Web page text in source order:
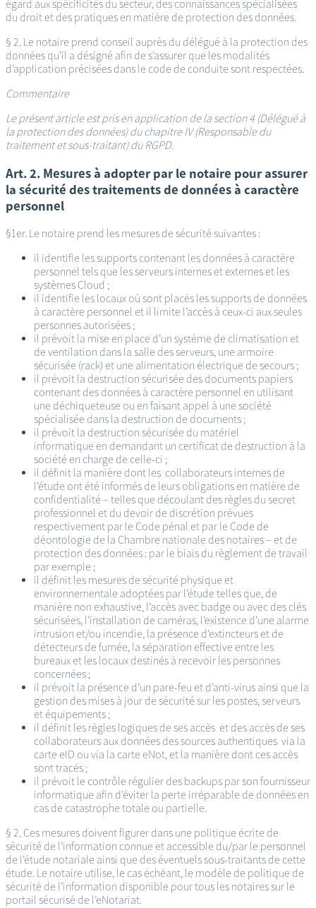
égard aux spécificités du secteur, des connaissances spécialisées
du droit et des pratiques en matière de protection des données.
§ 2. Le notaire prend conseil auprès du délégué à la protection des
données qu’il a désigné afin de s’assurer que les modalités
d’application précisées dans le code de conduite sont respectées.
Commentaire
Le présent article est pris en application de la section 4 (Délégué à
la protection des données) du chapitre IV (Responsable du
traitement et sous-traitant) du RGPD.
Art. 2. Mesures à adopter par le notaire pour assurer
la sécurité des traitements de données à caractère
personnel
§1er. Le notaire prend les mesures de sécurité suivantes :
il identifie les supports contenant les données à caractère
personnel tels que les serveurs internes et externes et les
systèmes Cloud ;
il identifie les locaux où sont placés les supports de données
à caractère personnel et il limite l’accès à ceux-ci aux seules
personnes autorisées ;
il prévoit la mise en place d’un système de climatisation et
de ventilation dans la salle des serveurs, une armoire
sécurisée (rack) et une alimentation électrique de secours ;
il prévoit la destruction sécurisée des documents papiers
contenant des données à caractère personnel en utilisant
une déchiqueteuse ou en faisant appel à une société
spécialisée dans la destruction de documents ;
il prévoit la destruction sécurisée du matériel
informatique en demandant un certificat de destruction à la
société en charge de celle-ci ;
il définit la manière dont les collaborateurs internes de
l’étude ont été informés de leurs obligations en matière de
confidentialité – telles que découlant des règles du secret
professionnel et du devoir de discrétion prévues
respectivement par le Code pénal et par le Code de
déontologie de la Chambre nationale des notaires – et de
protection des données : par le biais du règlement de travail
par exemple ;
il définit les mesures de sécurité physique et
environnementale adoptées par l’étude telles que, de
manière non exhaustive, l’accès avec badge ou avec des clés
sécurisées, l’installation de caméras, l’existence d’une alarme
intrusion et/ou incendie, la présence d’extincteurs et de
détecteurs de fumée, la séparation effective entre les
bureaux et les locaux destinés à recevoir les personnes
concernées ;
il prévoit la présence d’un pare-feu et d’anti-virus ainsi que la
gestion des mises à jour de sécurité sur les postes, serveurs
et équipements ;
il définit les règles logiques de ses accès et des accès de ses
collaborateurs aux données des sources authentiques via la
carte eID ou via la carte eNot, et la manière dont ces accès
sont tracés ;
il prévoit le contrôle régulier des backups par son fournisseur
informatique afin d’éviter la perte irréparable de données en
cas de catastrophe totale ou partielle.
§ 2. Ces mesures doivent figurer dans une politique écrite de
sécurité de l’information connue et accessible du/par le personnel
de l’étude notariale ainsi que des éventuels sous-traitants de cette
étude. Le notaire utilise, le cas échéant, le modèle de politique de
sécurité de l’information disponible pour tous les notaires sur le
portail sécurisé de l’eNotariat.